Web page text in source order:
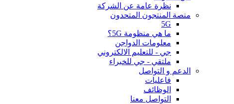
نظرة عامة عن الشركة
منصة المنتجون المتحدون
5G
ما هي منظومة 5G؟
معلومات الدواجن
جي - للتعليم الالكتروني
ملتقي - جي للخبراء
الدعم و التواصل
فاعليات
الوظائف
التواصل معنا